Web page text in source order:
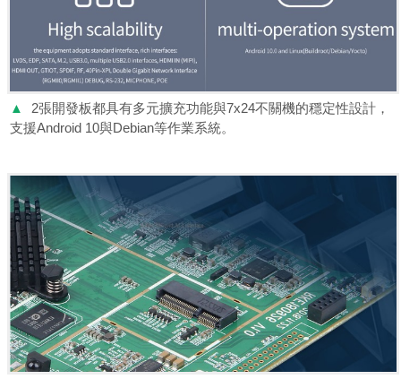
▲
2張開發板都具有多元擴充功能與7x24不關機的穩定性設計，
支援Android 10與Debian等作業系統。